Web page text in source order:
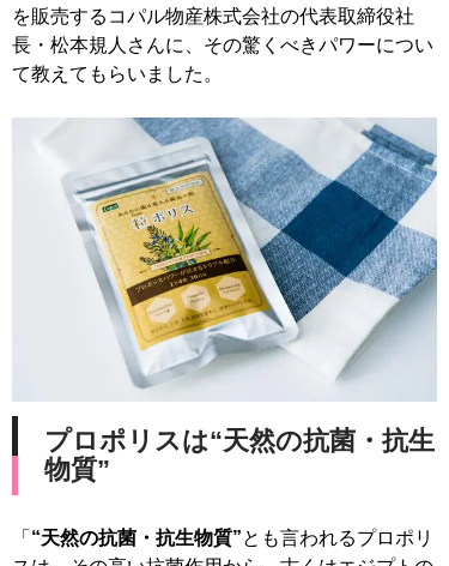
を販売するコパル物産株式会社の代表取締役社
長・松本規人さんに、その驚くべきパワーについ
て教えてもらいました。
プロポリスは“天然の抗菌・抗生
物質”
「 “天然の抗菌・抗生物質”とも言われるプロポリ